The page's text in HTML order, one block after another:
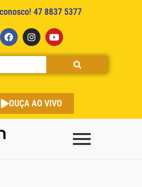
47 8837 5377
OUÇA AO VIVO